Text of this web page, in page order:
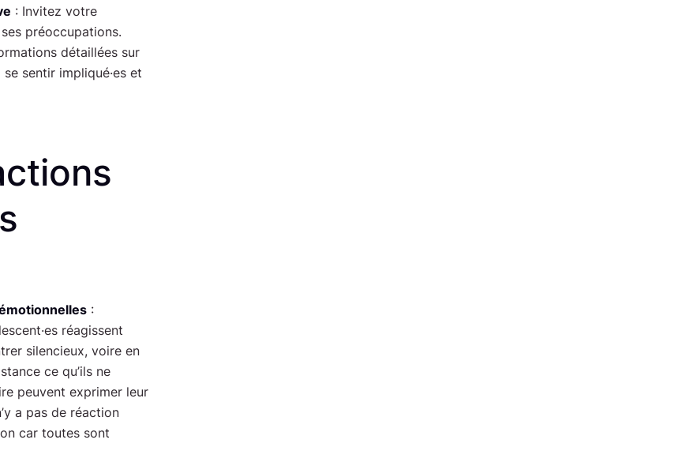
: Invitez votre
préoccupations.
détaillées sur
sentir impliqué·es et
:
réagissent
silencieux, voire en
ce qu’ils ne
peuvent exprimer leur
a pas de réaction
car toutes sont